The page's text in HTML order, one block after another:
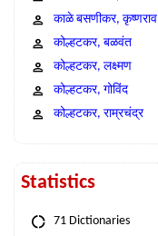
काळे बसणीकर, कृष्णराव
कोल्हटकर, बळवंत
कोल्हटकर, लक्ष्मण
कोल्हटकर, गोविंद
कोल्हटकर, राम्रचंद्र
Statistics
71 Dictionaries